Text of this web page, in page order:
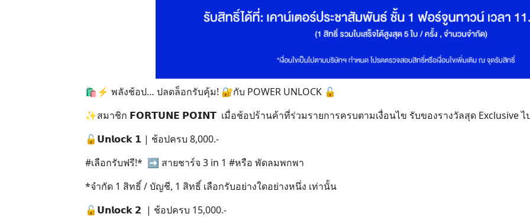
🛍️⚡ พลังช้อป… ปลดล็อกรับคุ้ม! 🔐กับ POWER UNLOCK 🔓
✨สมาชิก 𝗙𝗢𝗥𝗧𝗨𝗡𝗘 𝗣𝗢𝗜𝗡𝗧 เมื่อช้อปร้านค้าที่ร่วมรายการครบตามเงื่อนไข รับของรางวัลสุด Exclusive ไ
🔓𝗨𝗻𝗹𝗼𝗰𝗸 𝟭 | ช้อปครบ 8,000.-
#เลือกรับฟรี!* ➡️ สายชาร์จ 3 in 1 #หรือ พัดลมพกพา
*จำกัด 1 สิทธิ์ / บัญชี, 1 สิทธิ์ เลือกรับอย่างใดอย่างหนึ่ง เท่านั้น
🔓𝗨𝗻𝗹𝗼𝗰𝗸 𝟮 | ช้อปครบ 15,000.-